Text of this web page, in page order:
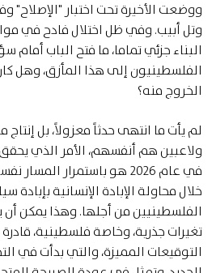
ووضعت الأخيرة تحت اختبار "الإصلاح"
وتل أبيب. وفي ظل اختلال فادح في
البناء جزئي تماما، ما فتح الباب
الفلسطينيون إلى هذا المأزق، وهل
الخروج منه؟
لم يأت ما انتهى حدثاً معزولاً، بل
ولاعبين هم أنفسهم، الأمر الذي يحقق
في عام 2026 هو باستمرار
خلال محاولة الإبادة الإنسانية
الفلسطينيين من أجلها. وهذا يمكن أن
تغيرات جذرية، وخاصة فلسطينية،
التوقيعات المميزة، والتي بدأت في